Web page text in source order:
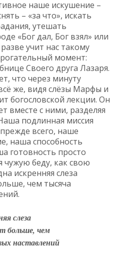
наше искушение –
– «за что», искать
утешать
«Бог дал, Бог взял» или
учит нас такому
момент:
Своего друга Лазаря.
что через минуту
же, видя слёзы Марфы и
богословской лекции. Он
вместе с ними, разделяя
подлинная миссия
всего, наше
наша способность
готовность просто
чужую беду, как свою
искренняя слеза
чем тысяча
слеза
больше, чем
наставлений